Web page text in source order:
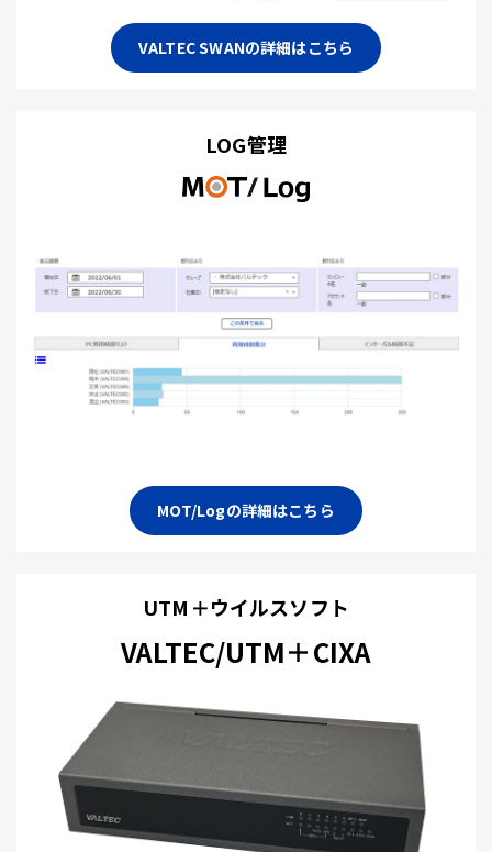
VALTEC SWANの詳細はこちら
LOG管理
MOT/Logの詳細はこちら
UTM＋ウイルスソフト
VALTEC/UTM＋CIXA